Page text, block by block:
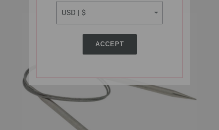
ACCEPT